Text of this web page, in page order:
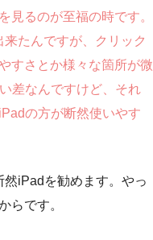
見るのが至福の時です。
たんですが、クリック
すさとか様々な箇所が微
差なんですけど、それ
の方が断然使いやす
iPadを勧めます。やっ
らです。